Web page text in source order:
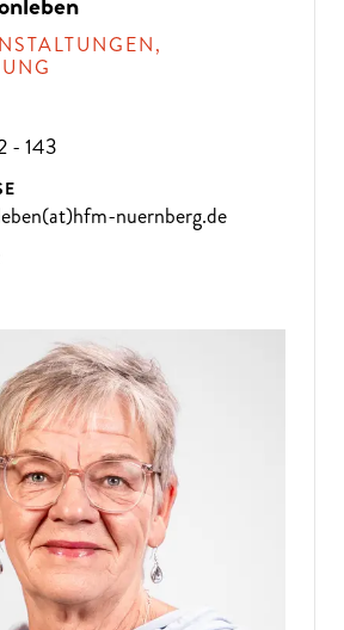
- 143
nuernberg.de